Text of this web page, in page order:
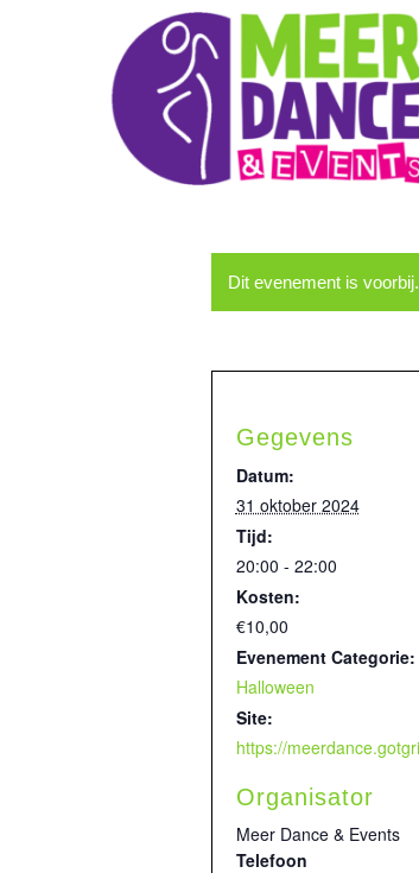
Dit evenement is voorbij.
Gegevens
Datum:
31 oktober 2024
Tijd:
20:00 - 22:00
Kosten:
€10,00
Evenement Categorie:
Halloween
Site:
Organisator
Meer Dance & Events
Telefoon